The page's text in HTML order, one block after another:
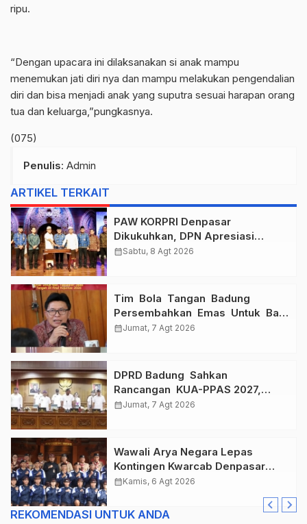
ripu.
“Dengan upacara ini dilaksanakan si anak mampu
menemukan jati diri nya dan mampu melakukan pengendalian
diri dan bisa menjadi anak yang suputra sesuai harapan orang
tua dan keluarga,”pungkasnya.
(075)
Penulis: Admin
ARTIKEL TERKAIT
PAW KORPRI Denpasar
Dikukuhkan, DPN Apresiasi
“Sembagi Arutala” untuk Lindungi
calendar_monthSabtu, 8 Agt 2026
Tim Bola Tangan Badung
Persembahkan Emas Untuk Bali
, Taklukkan Jawa Tengah Di
calendar_monthJumat, 7 Agt 2026
DPRD Badung Sahkan
Rancangan KUA-PPAS 2027,
Anggaran Tembus Lebih Dari
calendar_monthJumat, 7 Agt 2026
Wawali Arya Negara Lepas
Kontingen Kwarcab Denpasar
Menuju Jambore Nasional XII
calendar_monthKamis, 6 Agt 2026
REKOMENDASI UNTUK ANDA